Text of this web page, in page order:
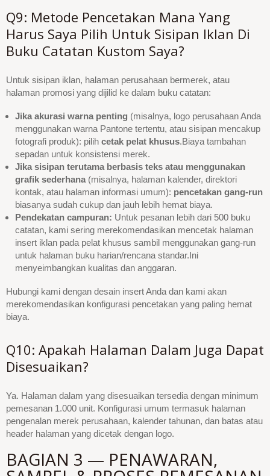
Q9: Metode Pencetakan Mana Yang
Harus Saya Pilih Untuk Sisipan Iklan Di
Buku Catatan Kustom Saya?
Untuk sisipan iklan, halaman perusahaan bermerek, atau
halaman promosi yang dijilid ke dalam buku catatan:
Jika akurasi warna penting (misalnya, logo perusahaan Anda
menggunakan warna Pantone tertentu, atau sisipan mencakup
fotografi produk): pilih cetak pelat khusus.Biaya tambahan
sepadan untuk konsistensi merek.
Jika sisipan terutama berbasis teks atau menggunakan
grafik sederhana (misalnya, halaman kalender, direktori
kontak, atau halaman informasi umum): pencetakan gang-run
biasanya sudah cukup dan jauh lebih hemat biaya.
Pendekatan campuran: Untuk pesanan lebih dari 500 buku
catatan, kami sering merekomendasikan mencetak halaman
insert iklan pada pelat khusus sambil menggunakan gang-run
untuk halaman buku harian/rencana standar.Ini
menyeimbangkan kualitas dan anggaran.
Hubungi kami dengan desain insert Anda dan kami akan
merekomendasikan konfigurasi pencetakan yang paling hemat
biaya.
Q10: Apakah Halaman Dalam Juga Dapat
Disesuaikan?
Ya. Halaman dalam yang disesuaikan tersedia dengan minimum
pemesanan 1.000 unit. Konfigurasi umum termasuk halaman
pengenalan merek perusahaan, kalender tahunan, dan batas atau
header halaman yang dicetak dengan logo.
BAGIAN 3 — PENAWARAN,